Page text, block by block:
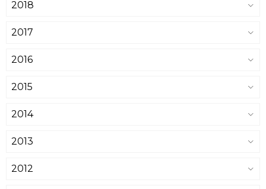
2018
2017
2016
2015
2014
2013
2012